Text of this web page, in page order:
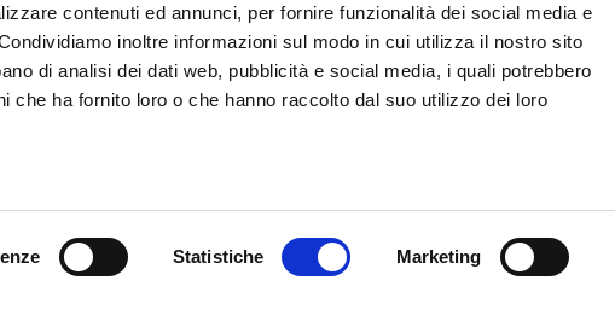
contenuti ed annunci, per fornire funzionalità dei social media e
inoltre informazioni sul modo in cui utilizza il nostro sito
di analisi dei dati web, pubblicità e social media, i quali potrebbero
che ha fornito loro o che hanno raccolto dal suo utilizzo dei loro
Statistiche Marketing
T.
+39 0471 516092
E.
manuela.monsorno@fieramesse.com
DE IT